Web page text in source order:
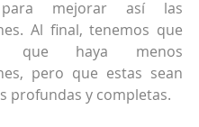
mejorar así las
Al final, tenemos que
que haya menos
pero que estas sean
profundas y completas.